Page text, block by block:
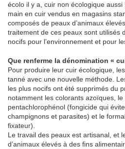
écolo il y a, cuir non écologique
main en cuir vendus en magasins
composés de peaux d’animaux
traitement de ces peaux sont utilisés
nocifs pour l’environnement et pour
Que renferme la dénomination «
Pour produire leur cuir écologique,
tanné avec une nouvelle méthode.
les plus nocifs ont été supprimés du
notamment les colorants azoïques,
pentachlorophénol (fongicide qui
champignons et parasites) et le
fixateur).
Le travail des peaux est artisanal, et
d’animaux élevés à des fins